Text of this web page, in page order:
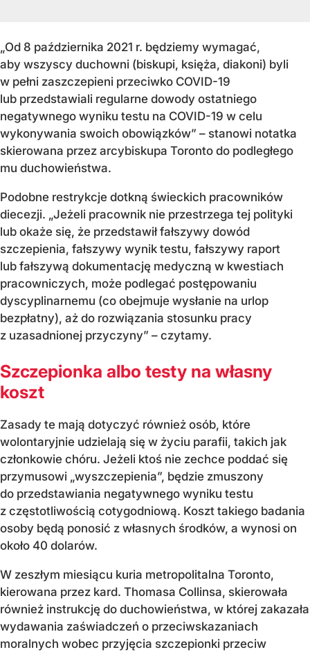
„Od 8 października 2021 r. będziemy wymagać,
aby wszyscy duchowni (biskupi, księża, diakoni) byli
w pełni zaszczepieni przeciwko COVID-19
lub przedstawiali regularne dowody ostatniego
negatywnego wyniku testu na COVID-19 w celu
wykonywania swoich obowiązków” – stanowi notatka
skierowana przez arcybiskupa Toronto do podległego
mu duchowieństwa.
Podobne restrykcje dotkną świeckich pracowników
diecezji. „Jeżeli pracownik nie przestrzega tej polityki
lub okaże się, że przedstawił fałszywy dowód
szczepienia, fałszywy wynik testu, fałszywy raport
lub fałszywą dokumentację medyczną w kwestiach
pracowniczych, może podlegać postępowaniu
dyscyplinarnemu (co obejmuje wysłanie na urlop
bezpłatny), aż do rozwiązania stosunku pracy
z uzasadnionej przyczyny” – czytamy.
Szczepionka albo testy na własny
koszt
Zasady te mają dotyczyć również osób, które
wolontaryjnie udzielają się w życiu parafii, takich jak
członkowie chóru. Jeżeli ktoś nie zechce poddać się
przymusowi „wyszczepienia”, będzie zmuszony
do przedstawiania negatywnego wyniku testu
z częstotliwością cotygodniową. Koszt takiego badania
osoby będą ponosić z własnych środków, a wynosi on
około 40 dolarów.
W zeszłym miesiącu kuria metropolitalna Toronto,
kierowana przez kard. Thomasa Collinsa, skierowała
również instrukcję do duchowieństwa, w której zakazała
wydawania zaświadczeń o przeciwskazaniach
moralnych wobec przyjęcia szczepionki przeciw